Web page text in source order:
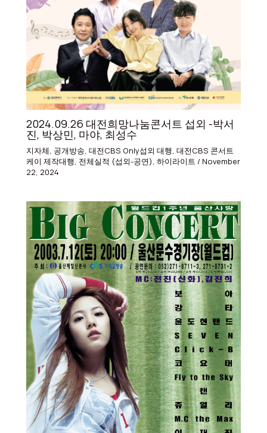
2024.09.26 대전희망나눔콘서트 섭외 -박서
진, 박상민, 마야, 최성수
지자체, 공개방송,대전CBS Only섭외 대행,대전CBS 콘서트
케이 제작대행, 전체실적 (섭외-공연),하이라이트 / November
22, 2024